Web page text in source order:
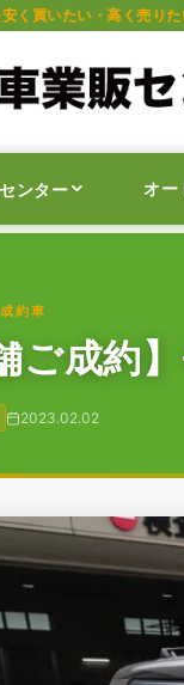
たい方はご相談くださ
ンター オー
約車
ご成約
2023.02.02